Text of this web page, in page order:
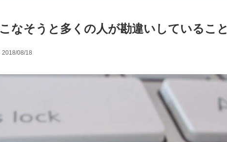
なそうと多くの人が勘違いしていること
2018/08/18